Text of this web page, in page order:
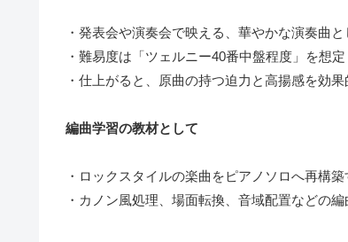
・発表会や演奏会で映える、華やかな演奏曲
・難易度は「ツェルニー40番中盤程度」を想定
・仕上がると、原曲の持つ迫力と高揚感を効
編曲学習の教材として
・ロックスタイルの楽曲をピアノソロへ再構
・カノン風処理、場面転換、音域配置などの